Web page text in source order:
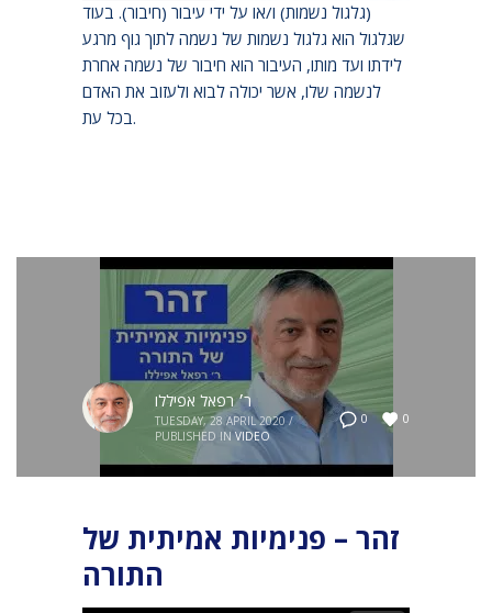
(גלגול נשמות) ו/או על ידי עיבור (חיבור). בעוד
שגלגול הוא גלגול נשמות של נשמה לתוך גוף מרגע
לידתו ועד מותו, העיבור הוא חיבור של נשמה אחרת
לנשמה שלו, אשר יכולה לבוא ולעזוב את האדם
בכל עת.
0 0
ר׳ רפאל אפיללו
TUESDAY, 28 APRIL 2020 /
PUBLISHED IN VIDEO
זהר – פנימיות אמיתית של
התורה